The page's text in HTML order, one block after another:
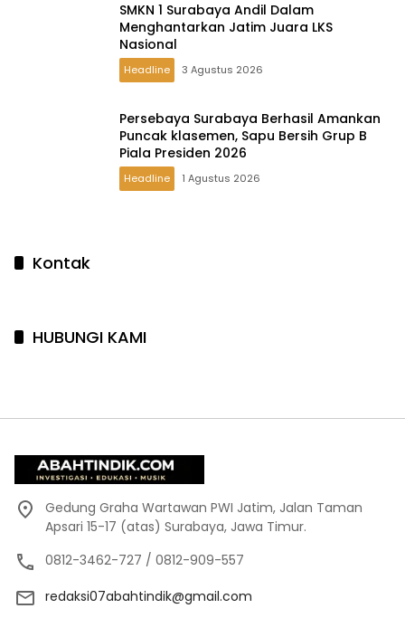
SMKN 1 Surabaya Andil Dalam
Menghantarkan Jatim Juara LKS
Nasional
Headline 3 Agustus 2026
Persebaya Surabaya Berhasil Amankan
Puncak klasemen, Sapu Bersih Grup B
Piala Presiden 2026
Headline 1 Agustus 2026
Kontak
HUBUNGI KAMI
Gedung Graha Wartawan PWI Jatim, Jalan Taman
Apsari 15-17 (atas) Surabaya, Jawa Timur.
0812-3462-727 / 0812-909-557
redaksi07abahtindik@gmail.com